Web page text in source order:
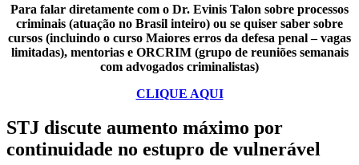
Para falar diretamente com o Dr. Evinis Talon sobre processos
criminais (atuação no Brasil inteiro) ou se quiser saber sobre
cursos (incluindo o curso Maiores erros da defesa penal – vagas
limitadas), mentorias e ORCRIM (grupo de reuniões semanais
com advogados criminalistas)
CLIQUE AQUI
STJ discute aumento máximo por
continuidade no estupro de vulnerável